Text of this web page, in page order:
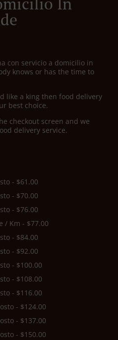
con servicio a domicilio in
knows or has the time to
like a king then food delivery
best choice.
checkout screen and we
delivery service.
- $61.00
- $70.00
- $76.00
/ Km - $77.00
- $84.00
- $92.00
- $100.00
- $108.00
- $116.00
- $124.00
- $137.00
- $150.00